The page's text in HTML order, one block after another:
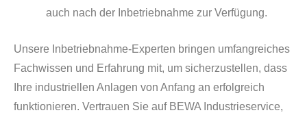
auch nach der Inbetriebnahme zur Verfügung.
Unsere Inbetriebnahme-Experten bringen umfangreiches
Fachwissen und Erfahrung mit, um sicherzustellen, dass
Ihre industriellen Anlagen von Anfang an erfolgreich
funktionieren. Vertrauen Sie auf BEWA Industrieservice,